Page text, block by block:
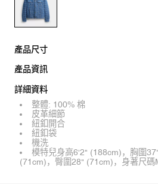
產品尺寸
產品資訊
詳細資料
整體: 100% 棉
皮革細節
紐釦開合
紐釦袋
機洗
模特兒身高6'2" (188cm)，胸圍
(71cm)，臀圍28" (71cm)，身著尺碼